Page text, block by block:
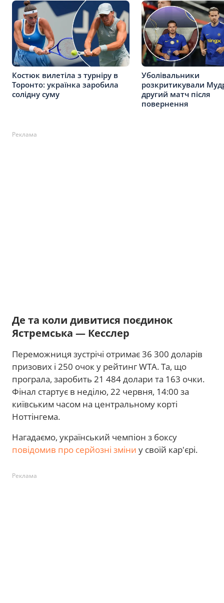
Костюк вилетіла з турніру в
Торонто: українка заробила
солідну суму
Уболівальники
розкритикували
другий матч після
повернення
Реклама
Де та коли дивитися поєдинок
Ястремська — Кесслер
Переможниця зустрічі отримає 36 300 доларів
призових і 250 очок у рейтинг WTA. Та, що
програла, заробить 21 484 долари та 163 очки.
Фінал стартує в неділю, 22 червня, 14:00 за
київським часом на центральному корті
Ноттінгема.
Нагадаємо, український чемпіон з боксу
повідомив про серйозні зміни у своїй кар'єрі.
Реклама